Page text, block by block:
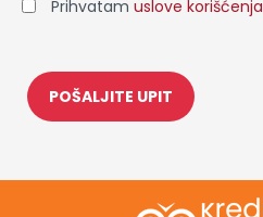
Prihvatam uslove korišćenja